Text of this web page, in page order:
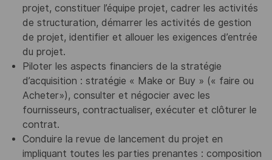
projet, constituer l’équipe projet, cadrer les activités
de structuration, démarrer les activités de gestion
de projet, identifier et allouer les exigences d’entrée
du projet.
Piloter les aspects financiers de la stratégie
d’acquisition : stratégie « Make or Buy » (« faire ou
Acheter»), consulter et négocier avec les
fournisseurs, contractualiser, exécuter et clôturer le
contrat.
Conduire la revue de lancement du projet en
impliquant toutes les parties prenantes : composition